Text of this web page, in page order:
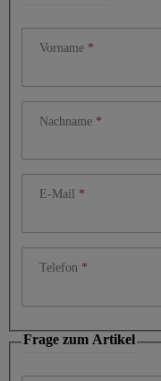
Vorname
Nachname
E-Mail
Telefon
Frage zum Artikel